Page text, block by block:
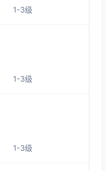
1-3
1-3级
1-3级
1-3级